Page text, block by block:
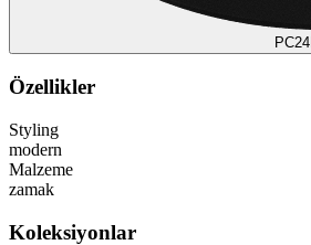
PC24
Özellikler
Styling
modern
Malzeme
zamak
Koleksiyonlar